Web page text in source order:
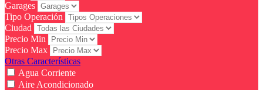
Garages
Tipo Operación
Ciudad
Precio Min
Precio Max
Otras Características
Agua Corriente
Aire Acondicionado